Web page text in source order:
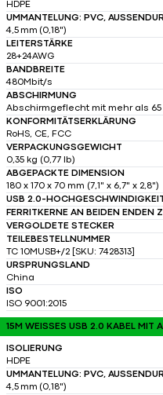
HDPE
UMMANTELUNG: PVC,
4,5 mm (0,18")
LEITERSTÄRKE
28+24AWG
BANDBREITE
480Mbit/s
ABSCHIRMUNG
Abschirmgeflecht mit mehr als 65
KONFORMITÄTSERKLÄRUNG
RoHS, CE, FCC
VERPACKUNGSGEWICHT
0,35 kg (0,77 lb)
ABGEPACKTE DIMENSION
180 x 170 x 70 mm (7,1" x 6,7" x 2,8")
USB 2.0-
FERRITKERNE AN BEIDEN ENDEN
VERGOLDETE STECKER
TEILEBESTELLNUMMER
TC 10MUSB+/2 [SKU: 7428313]
URSPRUNGSLAND
China
ISO
ISO 9001:2015
15M WEISSES USB 2.0 KABEL MIT
ISOLIERUNG
HDPE
UMMANTELUNG: PVC,
4,5 mm (0,18")